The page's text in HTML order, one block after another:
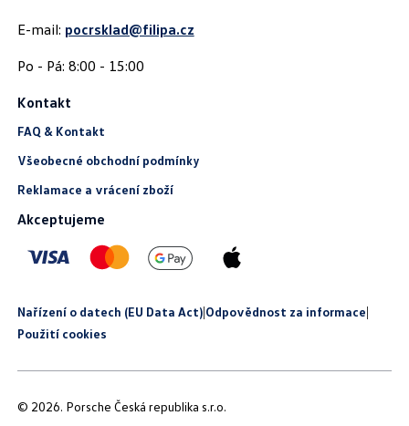
E-mail: pocrsklad@filipa.cz
Kontakt
FAQ & Kontakt
Všeobecné obchodní podmínky
Reklamace a vrácení zboží
Akceptujeme
Nařízení o datech (EU Data Act)|Odpovědnost za informace|
Použití cookies
© 2026. Porsche Česká republika s.r.o.